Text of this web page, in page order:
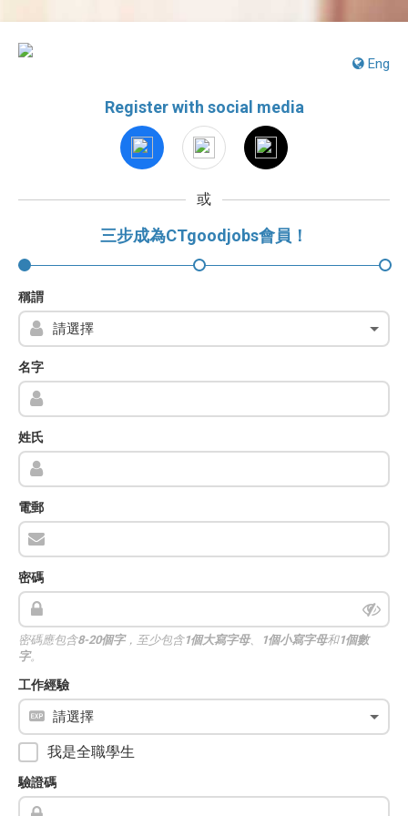
Eng
Register with social media
或
三步成為CTgoodjobs會員！
稱謂
名字
姓氏
電郵
密碼
密碼應包含8-20個字，至少包含1個大寫字母、 1個小寫字母和1個數
字。
工作經驗
我是全職學生
驗證碼